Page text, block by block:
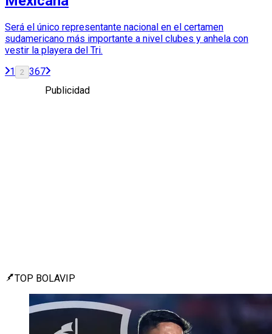
Será el único representante nacional en el certamen
sudamericano más importante a nivel clubes y anhela con
vestir la playera del Tri.
1
2 367
Publicidad
TOP BOLAVIP